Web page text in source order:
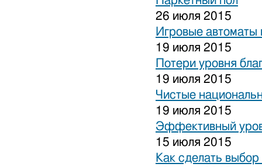
26 июля 2015
Игровые
19 июля 2015
Потери уровня
19 июля 2015
Чистые
19 июля 2015
Эффективный
15 июля 2015
Как сделать